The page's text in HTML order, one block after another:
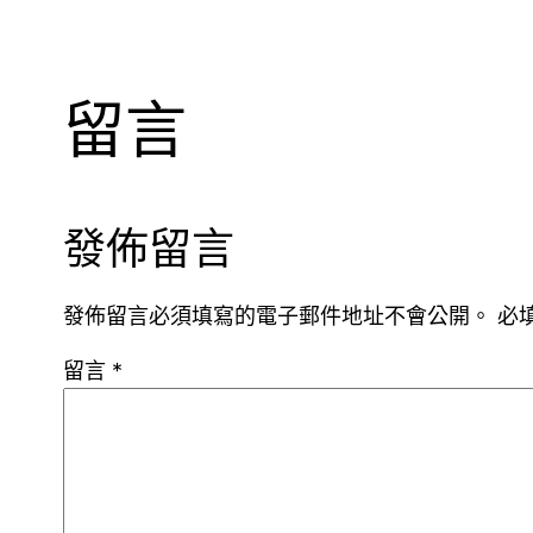
留言
發佈留言
發佈留言必須填寫的電子郵件地址不會公開。 必
留言 *